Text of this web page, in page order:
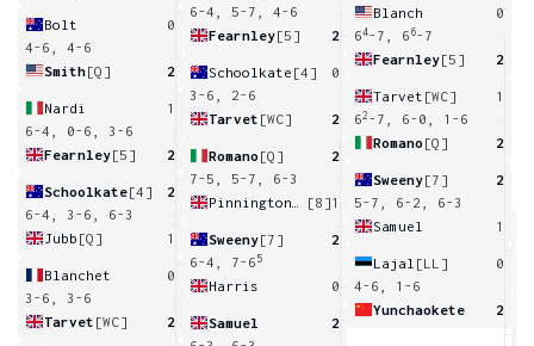
Bolt
0
4-6, 4-6
Smith[Q] 2
Nardi
1
6-4, 0-6, 3-6
Fearnley[5] 2
Schoolkate[4]
2
6-4, 3-6, 6-3
Jubb [Q] 1
Blanchet
0
3-6, 3-6
Tarvet [WC] 2
6-4, 5-7, 4-6
Fearnley[5] 2
Schoolkate [4]
0
3-6, 2-6
Tarvet [WC] 2
Romano [Q]
2
7-5, 5-7, 6-3
[8]1
Sweeny[7]
2
6-4, 7-6 5
Harris 0
Samuel
2
Blanch
0
64-7, 6 6-7
Fearnley[5] 2
Tarvet [WC]
1
62 -7, 6-0, 1-6
Romano [Q] 2
Sweeny[7]
2
5-7, 6-2, 6-3
Samuel
1
Lajal [LL]
0
4-6, 1-6
Yunchaokete
2